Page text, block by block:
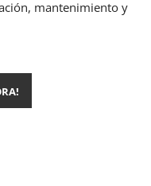
mantenimiento y